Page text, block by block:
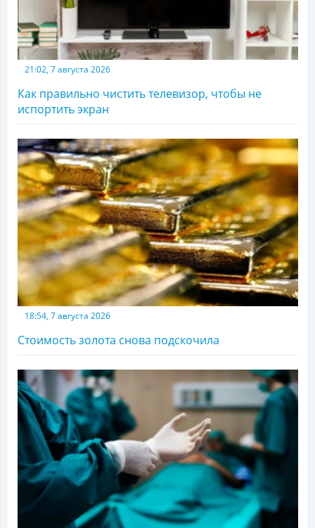
21:02, 7 августа 2026
Как правильно чистить телевизор, чтобы не
испортить экран
18:54, 7 августа 2026
Стоимость золота снова подскочила